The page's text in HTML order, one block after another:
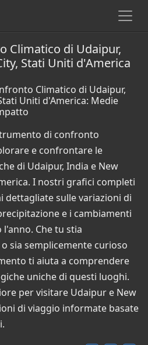
Climatico di Udaipur,
Stati Uniti d'America
Climatico di Udaipur,
Uniti d'America: Medie
di confronto
e confrontare le
di Udaipur, India e New
I nostri grafici completi
sulle variazioni di
e i cambiamenti
Che tu stia
sia semplicemente curioso
ti aiuta a comprendere
uniche di questi luoghi.
per visitare Udaipur e New
di viaggio informate basate